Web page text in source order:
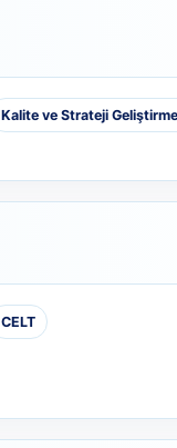
Kalite ve Strateji
CELT